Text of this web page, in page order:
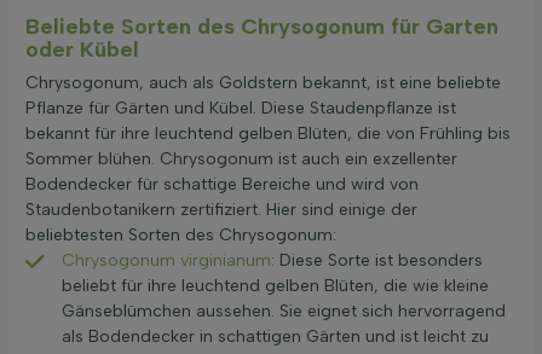
Beliebte Sorten des Chrysogonum für Garten
oder Kübel
Chrysogonum, auch als Goldstern bekannt, ist eine beliebte
Pflanze für Gärten und Kübel. Diese Staudenpflanze ist
bekannt für ihre leuchtend gelben Blüten, die von Frühling bis
Sommer blühen. Chrysogonum ist auch ein exzellenter
Bodendecker für schattige Bereiche und wird von
Staudenbotanikern zertifiziert. Hier sind einige der
beliebtesten Sorten des Chrysogonum:
Chrysogonum virginianum: Diese Sorte ist besonders
beliebt für ihre leuchtend gelben Blüten, die wie kleine
Gänseblümchen aussehen. Sie eignet sich hervorragend
als Bodendecker in schattigen Gärten und ist leicht zu